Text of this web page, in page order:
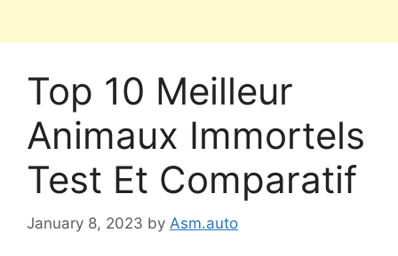
Top 10 Meilleur
Animaux Immortels
Test Et Comparatif
January 8, 2023 by Asm.auto